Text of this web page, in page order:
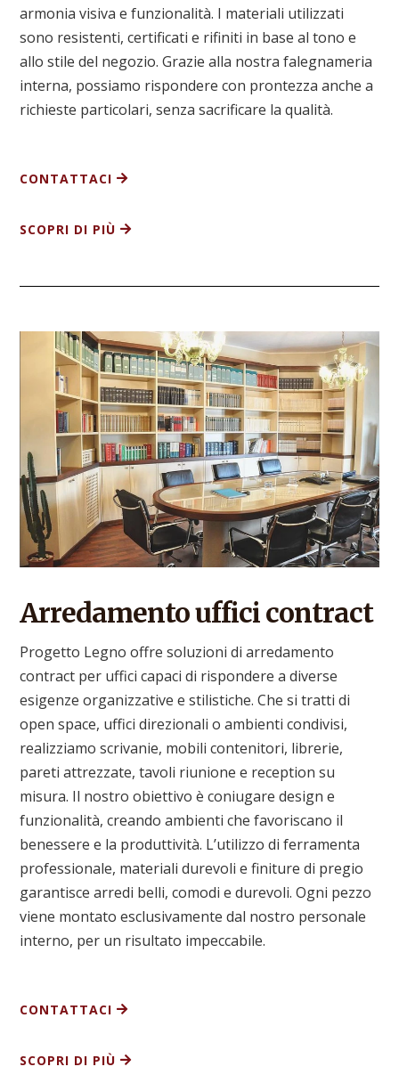
armonia visiva e funzionalità. I materiali utilizzati
sono resistenti, certificati e rifiniti in base al tono e
allo stile del negozio. Grazie alla nostra falegnameria
interna, possiamo rispondere con prontezza anche a
richieste particolari, senza sacrificare la qualità.
CONTATTACI
SCOPRI DI PIÙ
Arredamento uffici contract
Progetto Legno offre soluzioni di arredamento
contract per uffici capaci di rispondere a diverse
esigenze organizzative e stilistiche. Che si tratti di
open space, uffici direzionali o ambienti condivisi,
realizziamo scrivanie, mobili contenitori, librerie,
pareti attrezzate, tavoli riunione e reception su
misura. Il nostro obiettivo è coniugare design e
funzionalità, creando ambienti che favoriscano il
benessere e la produttività. L’utilizzo di ferramenta
professionale, materiali durevoli e finiture di pregio
garantisce arredi belli, comodi e durevoli. Ogni pezzo
viene montato esclusivamente dal nostro personale
interno, per un risultato impeccabile.
CONTATTACI
SCOPRI DI PIÙ